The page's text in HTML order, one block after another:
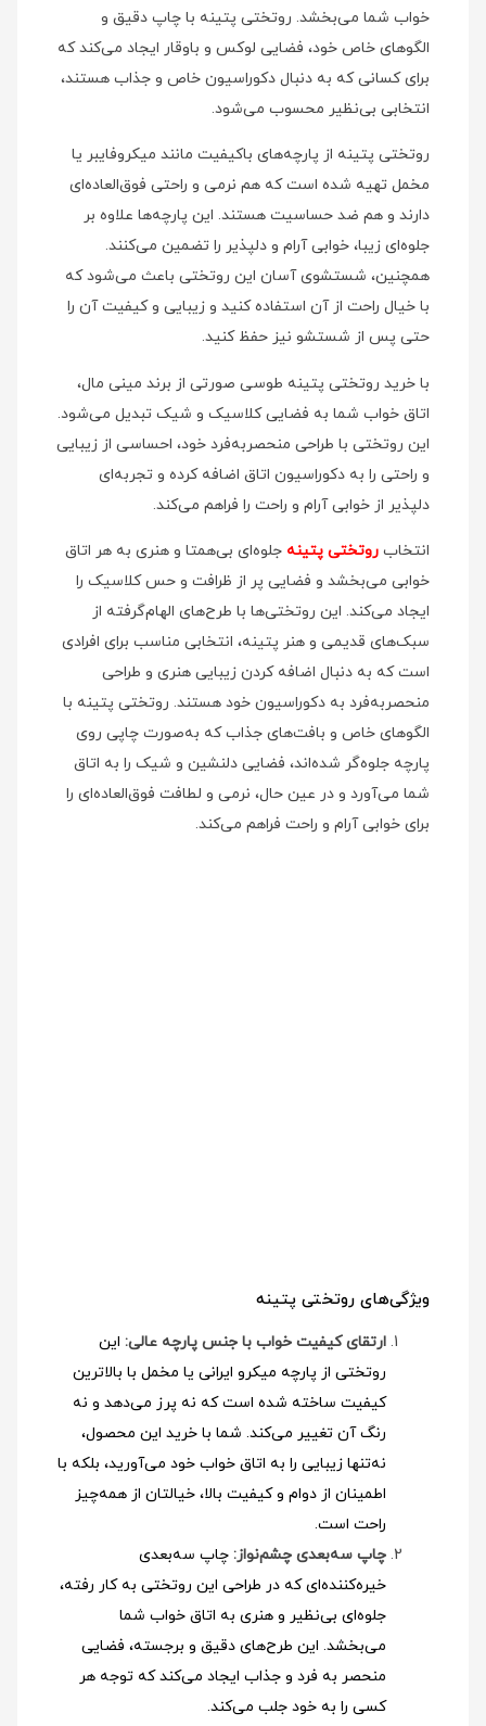
خواب شما می‌بخشد. روتختی پتینه با چاپ دقیق و
الگوهای خاص خود، فضایی لوکس و باوقار ایجاد می‌کند که
برای کسانی که به دنبال دکوراسیون خاص و جذاب هستند،
انتخابی بی‌نظیر محسوب می‌شود.
روتختی پتینه از پارچه‌های باکیفیت مانند میکروفایبر یا
مخمل تهیه شده است که هم نرمی و راحتی فوق‌العاده‌ای
دارند و هم ضد حساسیت هستند. این پارچه‌ها علاوه بر
جلوه‌ای زیبا، خوابی آرام و دلپذیر را تضمین می‌کنند.
همچنین، شستشوی آسان این روتختی باعث می‌شود که
با خیال راحت از آن استفاده کنید و زیبایی و کیفیت آن را
حتی پس از شستشو نیز حفظ کنید.
با خرید روتختی پتینه طوسی صورتی از برند مینی‌ مال،
اتاق خواب شما به فضایی کلاسیک و شیک تبدیل می‌شود.
این روتختی با طراحی منحصربه‌فرد خود، احساسی از زیبایی
و راحتی را به دکوراسیون اتاق اضافه کرده و تجربه‌ای
دلپذیر از خوابی آرام و راحت را فراهم می‌کند.
انتخاب روتختی پتینه جلوه‌ای بی‌همتا و هنری به هر اتاق
خوابی می‌بخشد و فضایی پر از ظرافت و حس کلاسیک را
ایجاد می‌کند. این روتختی‌ها با طرح‌های الهام‌گرفته از
سبک‌های قدیمی و هنر پتینه، انتخابی مناسب برای افرادی
است که به دنبال اضافه کردن زیبایی هنری و طراحی
منحصربه‌فرد به دکوراسیون خود هستند. روتختی پتینه با
الگوهای خاص و بافت‌های جذاب که به‌صورت چاپی روی
پارچه جلوه‌گر شده‌اند، فضایی دلنشین و شیک را به اتاق
شما می‌آورد و در عین حال، نرمی و لطافت فوق‌العاده‌ای را
برای خوابی آرام و راحت فراهم می‌کند.
ویژگی‌های روتختی پتینه
ارتقای کیفیت خواب با جنس پارچه عالی: این
روتختی از پارچه میکرو ایرانی یا مخمل با بالاترین
کیفیت ساخته شده است که نه پرز می‌دهد و نه
رنگ آن تغییر می‌کند. شما با خرید این محصول،
نه‌تنها زیبایی را به اتاق خواب خود می‌آورید، بلکه با
اطمینان از دوام و کیفیت بالا، خیالتان از همه‌چیز
راحت است.
چاپ سه‌بعدی چشم‌نواز: چاپ سه‌بعدی
خیره‌کننده‌ای که در طراحی این روتختی به کار رفته،
جلوه‌ای بی‌نظیر و هنری به اتاق خواب شما
می‌بخشد. این طرح‌های دقیق و برجسته، فضایی
منحصر به فرد و جذاب ایجاد می‌کند که توجه هر
کسی را به خود جلب می‌کند.